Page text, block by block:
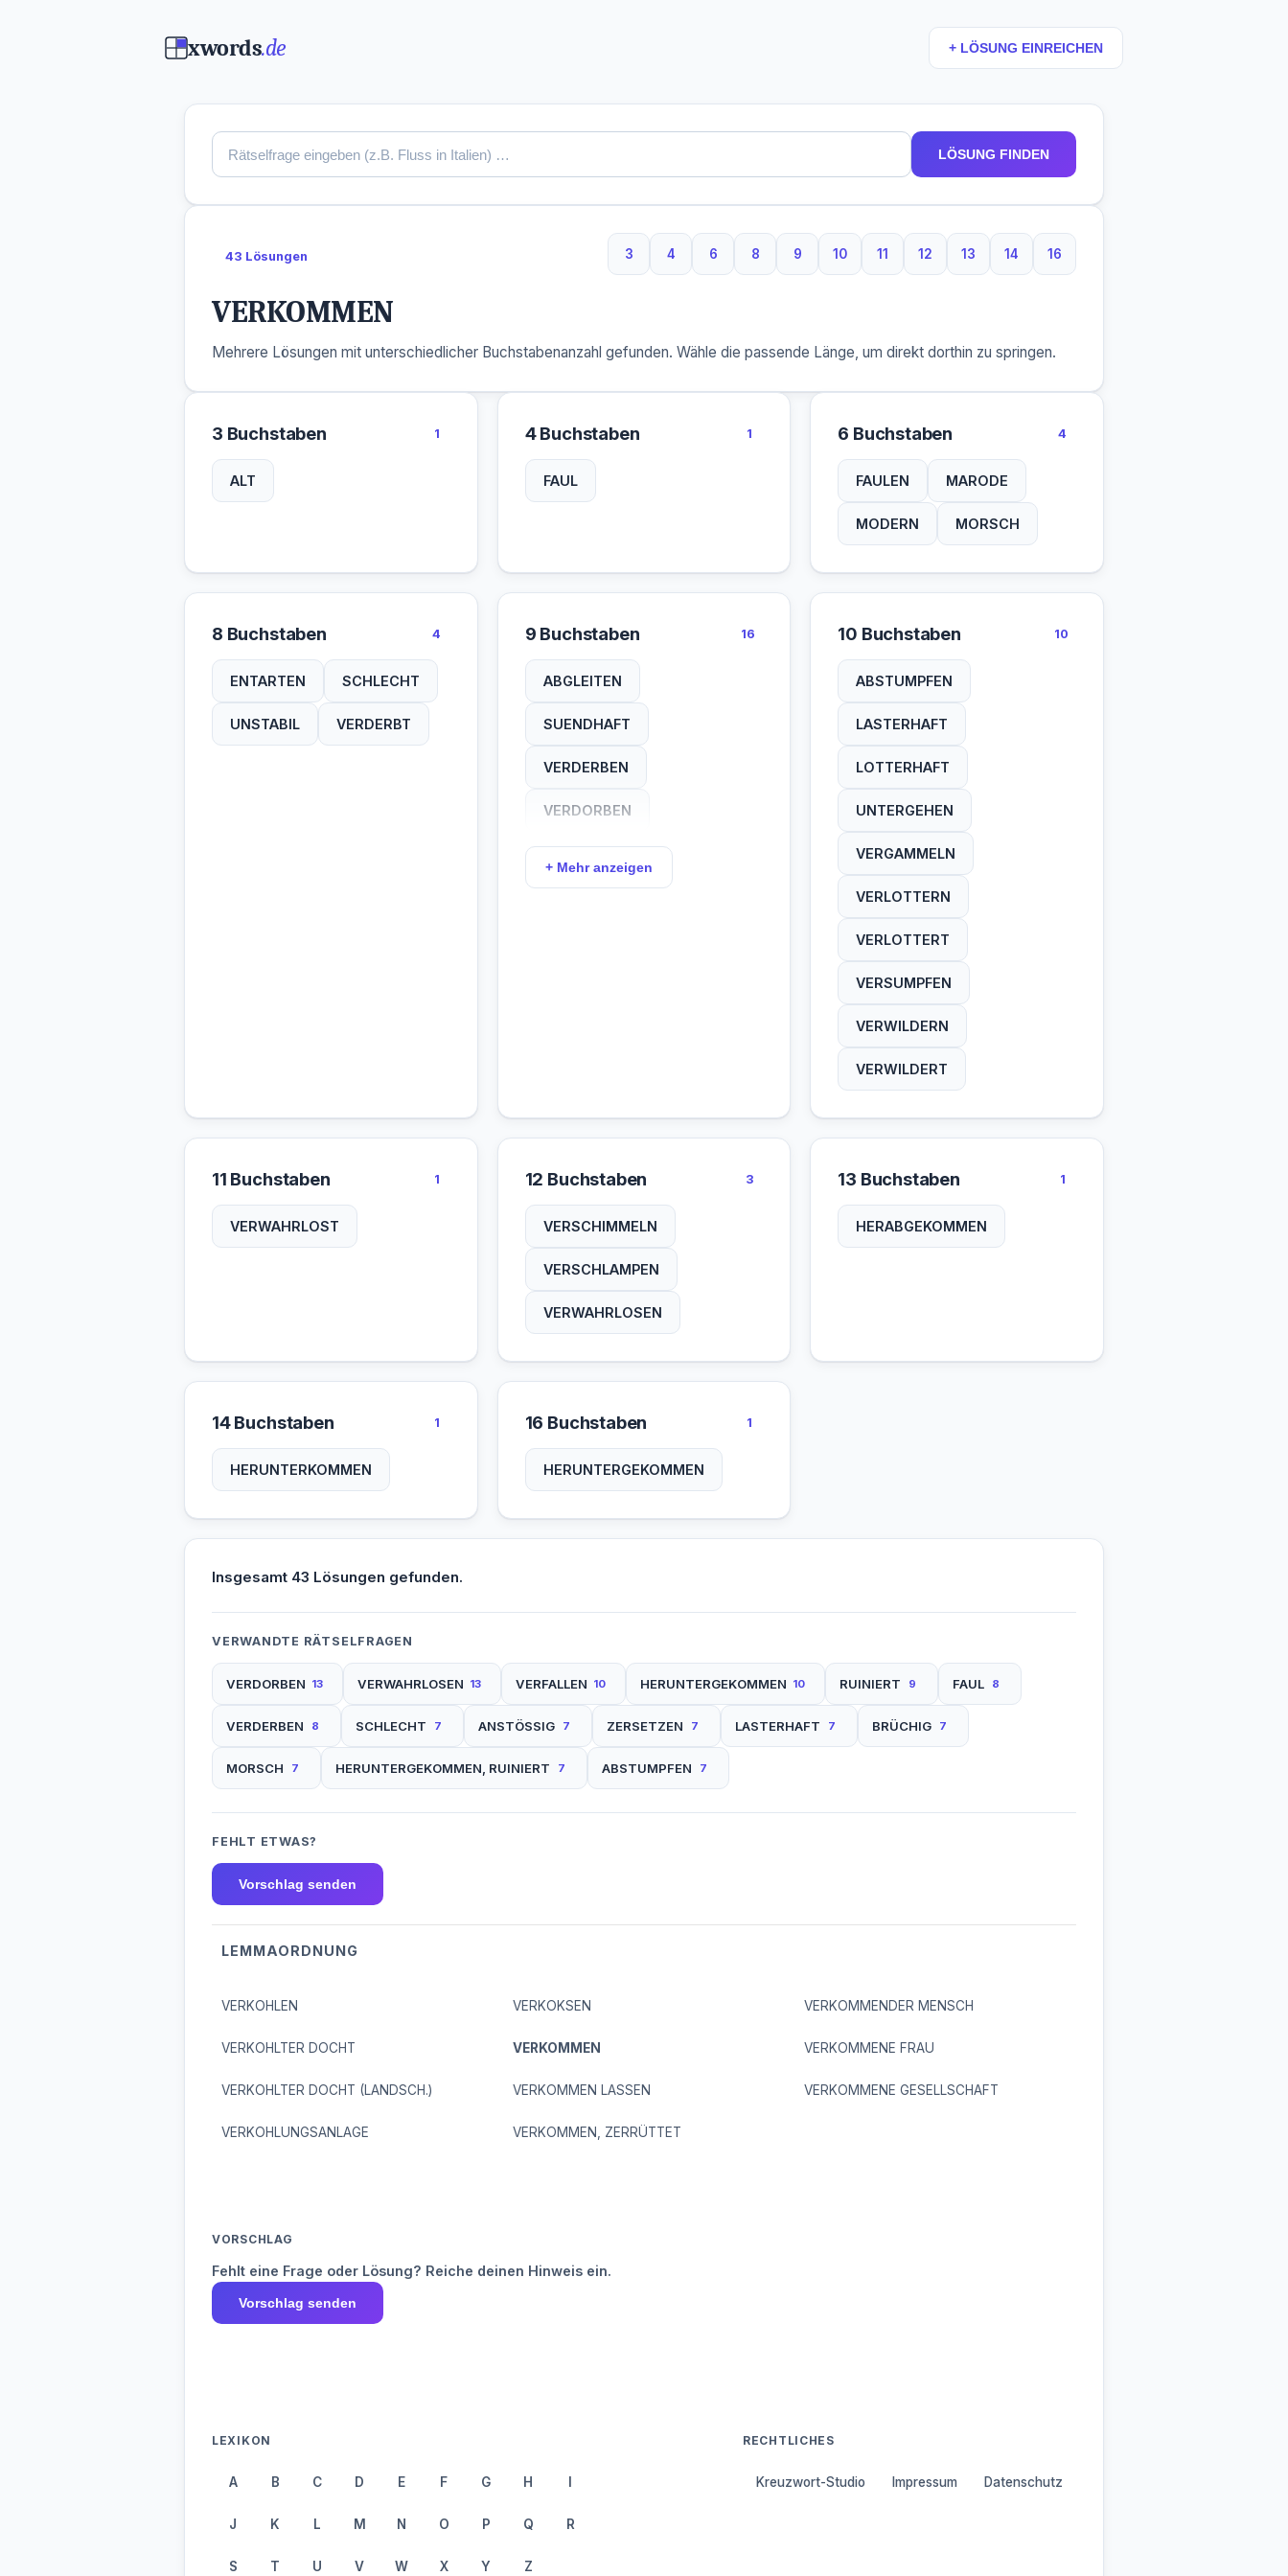
xwords.de + LÖSUNG EINREICHEN
LÖSUNG FINDEN
43 Lösungen 3
3 Buchstaben
4
4 Buchstaben
6
6 Buchstaben
8
8 Buchstaben
9
9 Buchstaben
10
10 Buchstaben
11
11 Buchstaben
12
12 Buchstaben
13
13 Buchstaben
14
14 Buchstaben
16
16 Buchstaben
VERKOMMEN
Mehrere Lösungen mit unterschiedlicher Buchstabenanzahl gefunden. Wähle die passende Länge, um direkt dorthin zu springen.
3 Buchstaben 1
ALT
4 Buchstaben 1
FAUL
6 Buchstaben 4
FAULEN MARODE
MODERN MORSCH
8 Buchstaben 4
ENTARTEN SCHLECHT
UNSTABIL VERDERBT
9 Buchstaben 16
ABGLEITEN
SUENDHAFT
VERDERBEN
VERDORBEN
VERFALLEN
+ Mehr anzeigen
10 Buchstaben 10
ABSTUMPFEN
LASTERHAFT
LOTTERHAFT
UNTERGEHEN
VERGAMMELN
VERLOTTERN
VERLOTTERT
VERSUMPFEN
VERWILDERN
VERWILDERT
11 Buchstaben 1
VERWAHRLOST
12 Buchstaben 3
VERSCHIMMELN
VERSCHLAMPEN
VERWAHRLOSEN
13 Buchstaben 1
HERABGEKOMMEN
14 Buchstaben 1
HERUNTERKOMMEN
16 Buchstaben 1
HERUNTERGEKOMMEN
Insgesamt 43 Lösungen gefunden.
VERWANDTE RÄTSELFRAGEN
VERDORBEN 13 VERWAHRLOSEN 13 VERFALLEN 10 HERUNTERGEKOMMEN 10 RUINIERT 9 FAUL 8
VERDERBEN 8 SCHLECHT 7 ANSTÖSSIG 7 ZERSETZEN 7 LASTERHAFT 7 BRÜCHIG 7
MORSCH 7 HERUNTERGEKOMMEN, RUINIERT 7 ABSTUMPFEN 7
FEHLT ETWAS?
Vorschlag senden
LEMMAORDNUNG
VERKOHLEN
VERKOHLTER DOCHT
VERKOHLTER DOCHT (LANDSCH.)
VERKOHLUNGSANLAGE
VERKOKSEN
VERKOMMEN
VERKOMMEN LASSEN
VERKOMMEN, ZERRÜTTET
VERKOMMENDER MENSCH
VERKOMMENE FRAU
VERKOMMENE GESELLSCHAFT
VORSCHLAG
Fehlt eine Frage oder Lösung? Reiche deinen Hinweis ein.
Vorschlag senden
LEXIKON
A B C D E F G H I
J K L M N O P Q R
S T U V W X Y Z
RECHTLICHES
Kreuzwort-Studio Impressum Datenschutz